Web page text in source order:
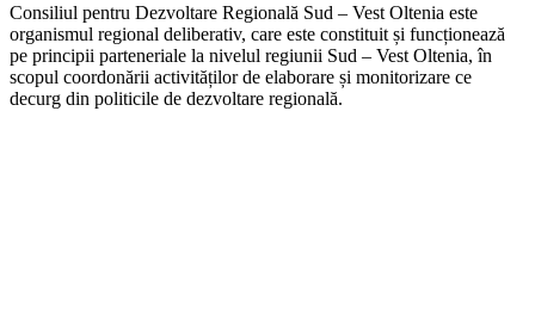
Consiliul pentru Dezvoltare Regională Sud – Vest Oltenia este
organismul regional deliberativ, care este constituit și funcționează
pe principii parteneriale la nivelul regiunii Sud – Vest Oltenia, în
scopul coordonării activităților de elaborare și monitorizare ce
decurg din politicile de dezvoltare regională.